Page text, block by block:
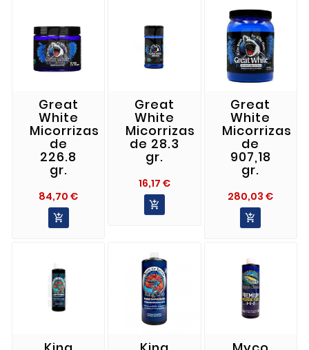
Great
White
Micorrizas
de
226.8
gr.
84,70 €Precio

Great
White
Micorrizas
de 28.3
gr.
16,17 €Precio

Great
White
Micorrizas
de
907,18
gr.
280,03 €
